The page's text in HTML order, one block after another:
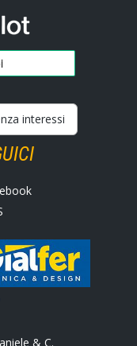
interessi
& C.